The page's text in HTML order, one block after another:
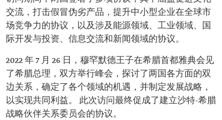
交流，打击假冒伪劣产品，提升中小型企业在全球市
场竞争力的协议，以及涉及能源领域、工业领域、国
际开发与投资、信息交流和新闻领域的协议。
2022 年 7 月 26 日，穆罕默德王子在希腊首都雅典会见
了希腊总理，双方举行峰会，探讨了两国各方面的双
边关系，确定了各个领域的机遇，并制定发展战略，
以实现共同利益。 此次访问最终促成了建立沙特-希腊
战略伙伴关系委员会的协议。